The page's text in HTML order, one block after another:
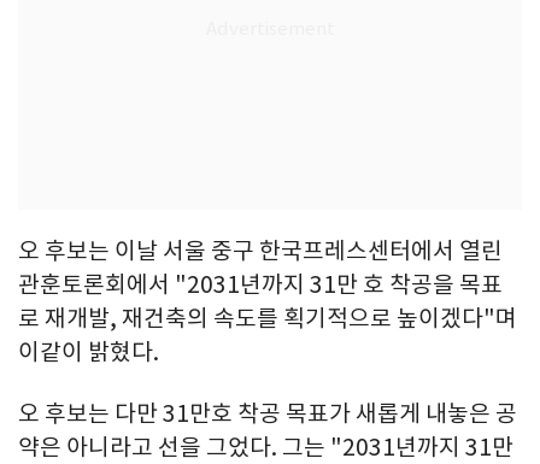
오 후보는 이날 서울 중구 한국프레스센터에서 열린
관훈토론회에서 "2031년까지 31만 호 착공을 목표
로 재개발, 재건축의 속도를 획기적으로 높이겠다"며
이같이 밝혔다.
오 후보는 다만 31만호 착공 목표가 새롭게 내놓은 공
약은 아니라고 선을 그었다. 그는 "2031년까지 31만